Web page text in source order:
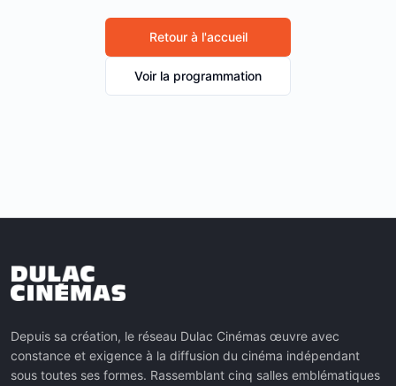
Retour à l'accueil
Voir la programmation
Depuis sa création, le réseau Dulac Cinémas œuvre avec
constance et exigence à la diffusion du cinéma indépendant
sous toutes ses formes. Rassemblant cinq salles emblématiques